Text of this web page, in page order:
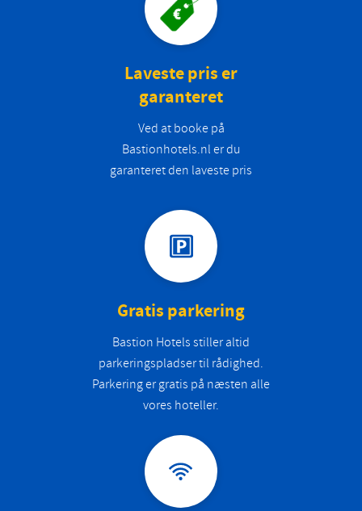
Laveste pris er
garanteret
Ved at booke på
Bastionhotels.nl er du
garanteret den laveste pris
Gratis parkering
Bastion Hotels stiller altid
parkeringspladser til rådighed.
Parkering er gratis på næsten alle
vores hoteller.